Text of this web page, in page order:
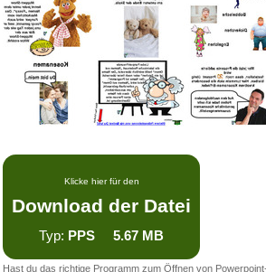
Klicke hier für den
Download der Datei
Typ: PPS 5.67 MB
Hast du das richtige Programm zum Öffnen von